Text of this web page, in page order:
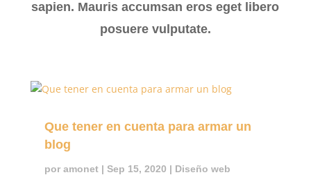
sapien. Mauris accumsan eros eget libero
posuere vulputate.
Que tener en cuenta para armar un
blog
por amonet| Sep 15, 2020 | Diseño web